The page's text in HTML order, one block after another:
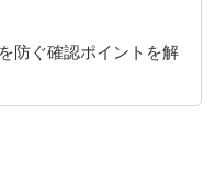
防ぐ確認ポイントを解